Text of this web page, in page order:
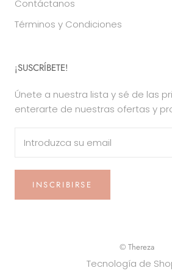
Contáctanos
Términos y Condiciones
¡SUSCRÍBETE!
Únete a nuestra lista y sé de las
enterarte de nuestras ofertas y
INSCRIBIRSE
© Thereza
Tecnología de